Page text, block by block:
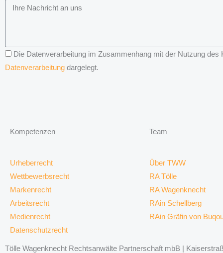
Die Datenverarbeitung im Zusammenhang mit der Nutzung
Datenverarbeitung dargelegt.
Kompetenzen
Urheberrecht
Wettbewerbsrecht
Markenrecht
Arbeitsrecht
Medienrecht
Datenschutzrecht
Team
Über TWW
RA Tölle
RA Wagenknecht
RAin Schellberg
RAin Gräfin von
Tölle Wagenknecht Rechtsanwälte Partnerschaft mbB |